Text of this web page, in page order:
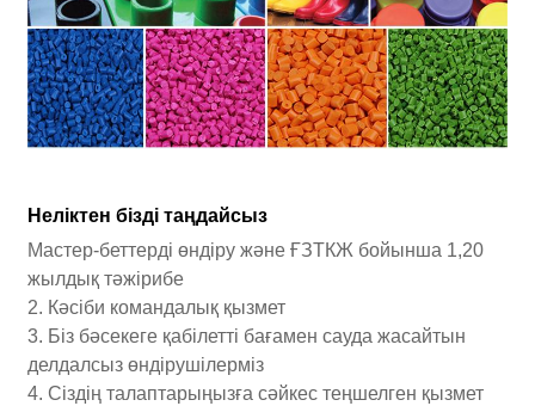
Неліктен бізді таңдайсыз
Мастер-беттерді өндіру және ҒЗТКЖ бойынша 1,20
жылдық тәжірибе
2. Кәсіби командалық қызмет
3. Біз бәсекеге қабілетті бағамен сауда жасайтын
делдалсыз өндірушілерміз
4. Сіздің талаптарыңызға сәйкес теңшелген қызмет